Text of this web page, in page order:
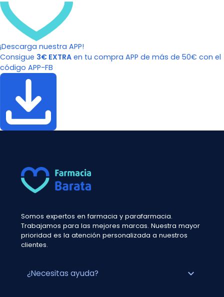
¡Descarga nuestra APP!
Consigue 3€ EXTRA en tu compra APP de más de 50€ con el
código APP-FB
Somos expertos en farmacia y parafarmacia.
Trabajamos para las mejores marcas. Nuestra mayor
prioridad es la atención personalizada a nuestros
clientes.
¿Necesitas ayuda? expand_more